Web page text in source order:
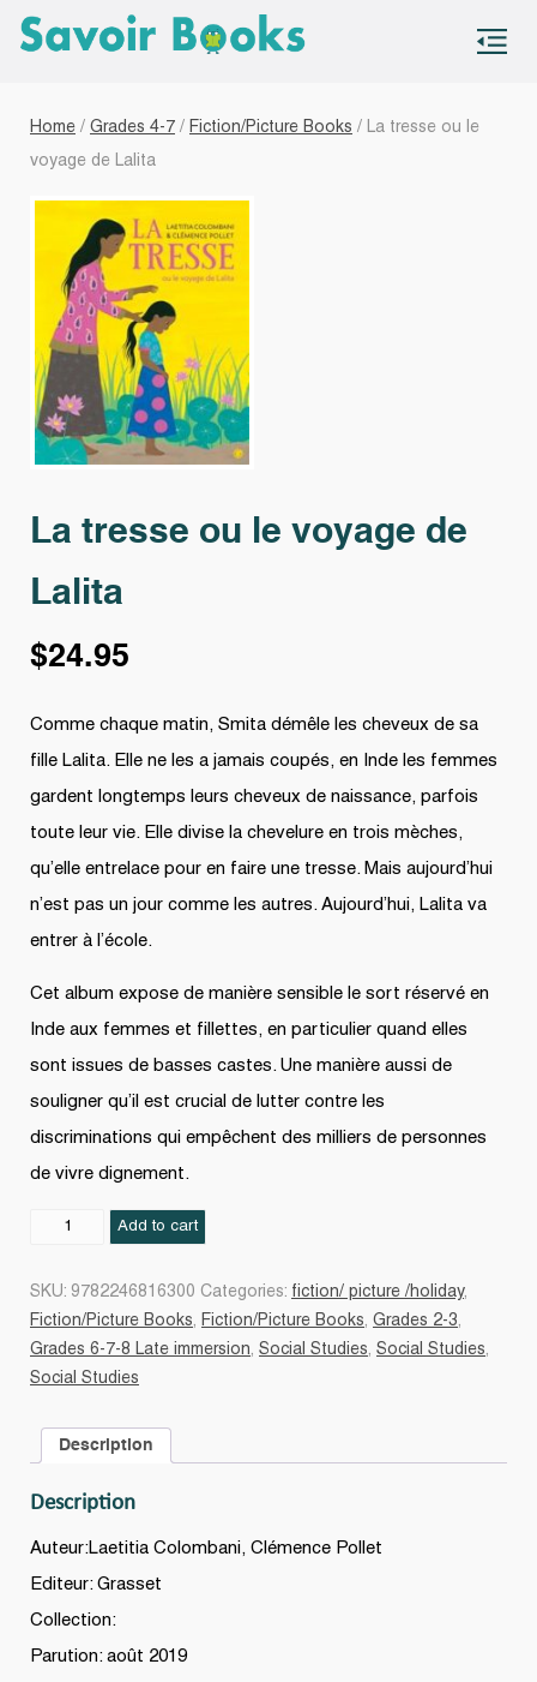
Home / Grades 4-7 / Fiction/Picture Books / La tresse ou le
voyage de Lalita
La tresse ou le voyage de
Lalita
$24.95
Comme chaque matin, Smita démêle les cheveux de sa
fille Lalita. Elle ne les a jamais coupés, en Inde les femmes
gardent longtemps leurs cheveux de naissance, parfois
toute leur vie. Elle divise la chevelure en trois mèches,
qu’elle entrelace pour en faire une tresse. Mais aujourd’hui
n’est pas un jour comme les autres. Aujourd’hui, Lalita va
entrer à l’école.
Cet album expose de manière sensible le sort réservé en
Inde aux femmes et fillettes, en particulier quand elles
sont issues de basses castes. Une manière aussi de
souligner qu’il est crucial de lutter contre les
discriminations qui empêchent des milliers de personnes
de vivre dignement.
Add to cart
SKU: 9782246816300 Categories: fiction/ picture /holiday,
Fiction/Picture Books, Fiction/Picture Books, Grades 2-3,
Grades 6-7-8 Late immersion, Social Studies, Social Studies,
Social Studies
Description
Description
Auteur:Laetitia Colombani, Clémence Pollet
Editeur: Grasset
Collection:
Parution: août 2019